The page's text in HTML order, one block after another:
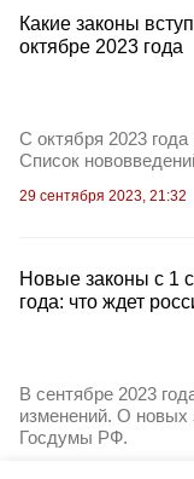
Какие законы
октябре 2023 года
С октября 2023
Список
29 сентября 2023, 21:32
Новые законы с 1
года: что ждет
В сентябре 2023
изменений. О новых
Госдумы РФ.